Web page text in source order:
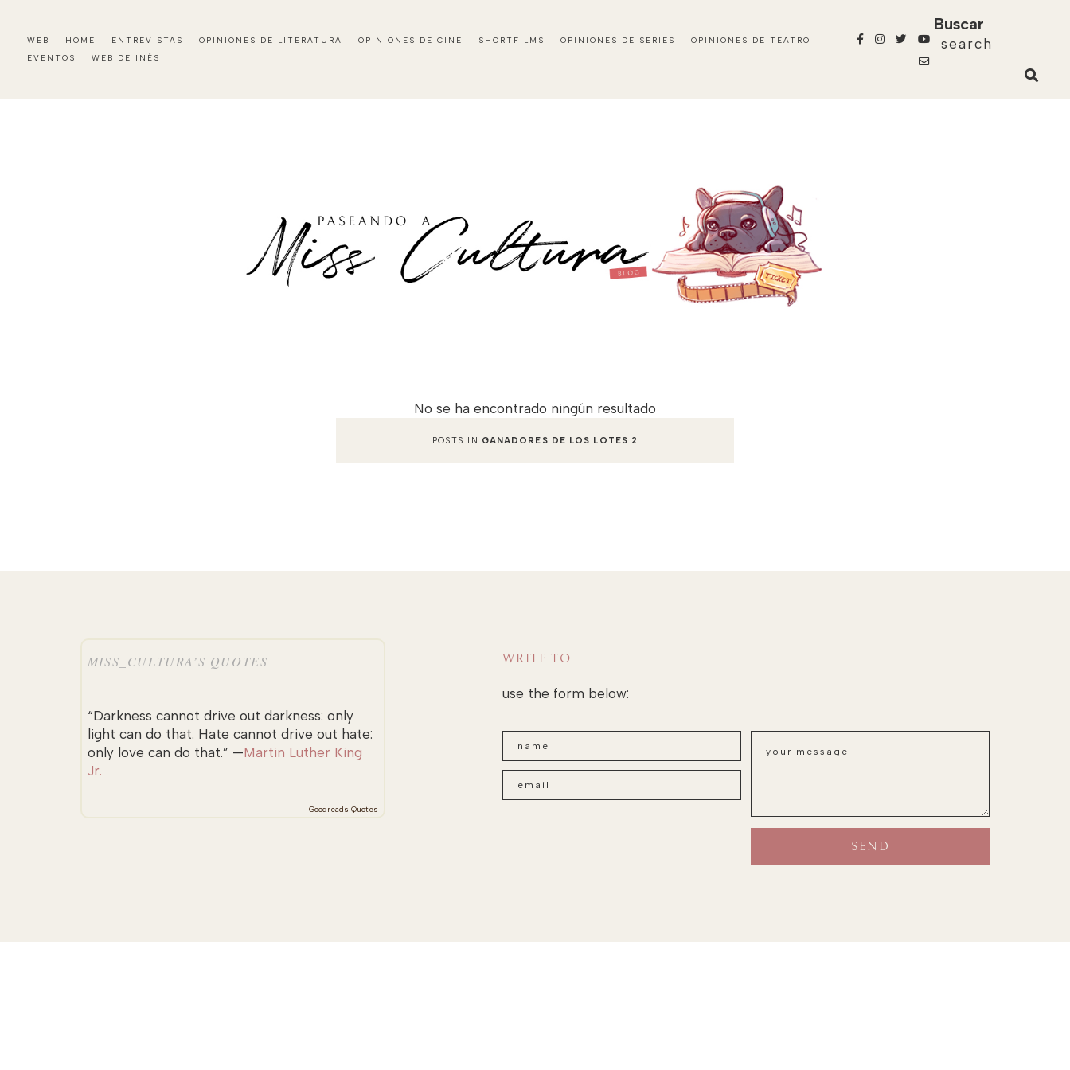
WEB HOME ENTREVISTAS OPINIONES DE LITERATURA OPINIONES DE CINE SHORTFILMS OPINIONES DE SERIES
OPINIONES DE TEATRO
EVENTOS
WEB DE INÉS
Buscar
No se ha encontrado ningún resultado
POSTS IN GANADORES DE LOS LOTES 2
MISS_CULTURA’S QUOTES
“Darkness cannot drive out darkness: only
light can do that. Hate cannot drive out hate:
only love can do that.” —Martin Luther King
Jr.
Goodreads Quotes
WRITE TO
use the form below: